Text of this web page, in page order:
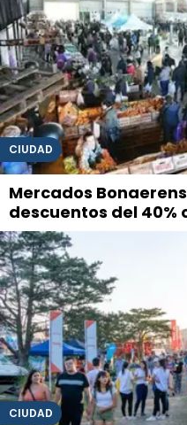
CIUDAD
Mercados
descuentos del 40%
CIUDAD